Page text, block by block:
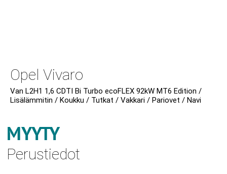
Opel Vivaro
Van L2H1 1,6 CDTI Bi Turbo ecoFLEX 92kW MT6 Edition /
Lisälämmitin / Koukku / Tutkat / Vakkari / Pariovet / Navi
MYYTY
Perustiedot